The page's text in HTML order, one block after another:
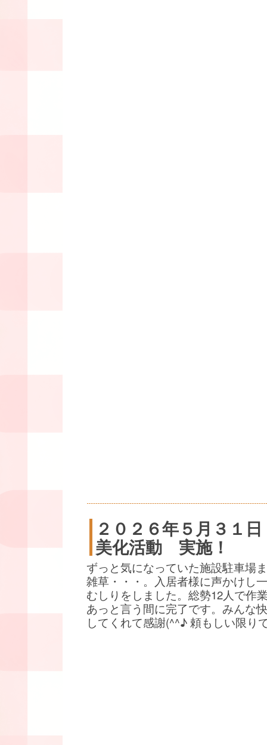
２０２６年５月３１日
美化活動 実施！
ずっと気になっていた施設駐車場
雑草・・・。入居者様に声かけし
むしりをしました。総勢12人で作
あっと言う間に完了です。みんな
してくれて感謝(^^♪ 頼もしい限り